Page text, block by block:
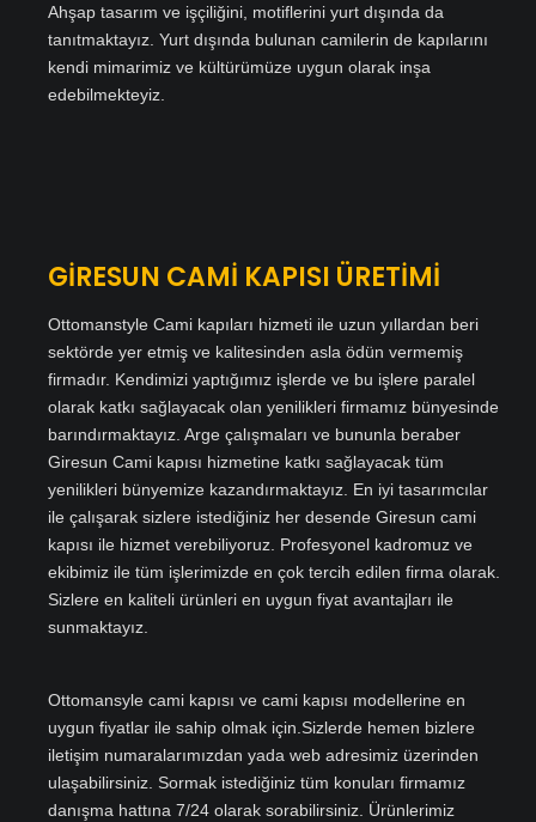
Ahşap tasarım ve işçiliğini, motiflerini yurt dışında da
tanıtmaktayız. Yurt dışında bulunan camilerin de kapılarını
kendi mimarimiz ve kültürümüze uygun olarak inşa
edebilmekteyiz.
GİRESUN CAMİ KAPISI ÜRETİMİ
Ottomanstyle Cami kapıları hizmeti ile uzun yıllardan beri
sektörde yer etmiş ve kalitesinden asla ödün vermemiş
firmadır. Kendimizi yaptığımız işlerde ve bu işlere paralel
olarak katkı sağlayacak olan yenilikleri firmamız bünyesinde
barındırmaktayız. Arge çalışmaları ve bununla beraber
Giresun Cami kapısı hizmetine katkı sağlayacak tüm
yenilikleri bünyemize kazandırmaktayız. En iyi tasarımcılar
ile çalışarak sizlere istediğiniz her desende Giresun cami
kapısı ile hizmet verebiliyoruz. Profesyonel kadromuz ve
ekibimiz ile tüm işlerimizde en çok tercih edilen firma olarak.
Sizlere en kaliteli ürünleri en uygun fiyat avantajları ile
sunmaktayız.
Ottomansyle cami kapısı ve cami kapısı modellerine en
uygun fiyatlar ile sahip olmak için.Sizlerde hemen bizlere
iletişim numaralarımızdan yada web adresimiz üzerinden
ulaşabilirsiniz. Sormak istediğiniz tüm konuları firmamız
danışma hattına 7/24 olarak sorabilirsiniz. Ürünlerimiz